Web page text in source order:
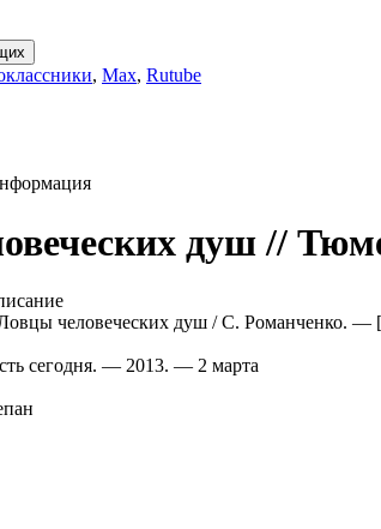
, Max, Rutube
душ //
человеческих душ / С. Романченко.
сегодня. — 2013. — 2 марта